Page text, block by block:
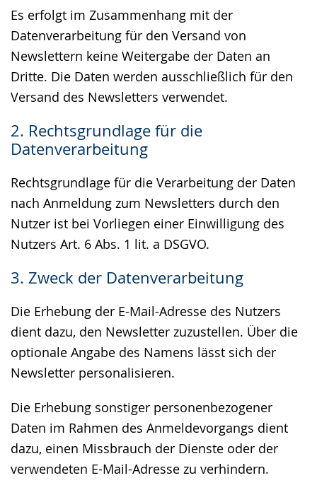
Es erfolgt im Zusammenhang mit der
Datenverarbeitung für den Versand von
Newslettern keine Weitergabe der Daten an
Dritte. Die Daten werden ausschließlich für den
Versand des Newsletters verwendet.
2. Rechtsgrundlage für die
Datenverarbeitung
Rechtsgrundlage für die Verarbeitung der Daten
nach Anmeldung zum Newsletters durch den
Nutzer ist bei Vorliegen einer Einwilligung des
Nutzers Art. 6 Abs. 1 lit. a DSGVO.
3. Zweck der Datenverarbeitung
Die Erhebung der E-Mail-Adresse des Nutzers
dient dazu, den Newsletter zuzustellen. Über die
optionale Angabe des Namens lässt sich der
Newsletter personalisieren.
Die Erhebung sonstiger personenbezogener
Daten im Rahmen des Anmeldevorgangs dient
dazu, einen Missbrauch der Dienste oder der
verwendeten E-Mail-Adresse zu verhindern.